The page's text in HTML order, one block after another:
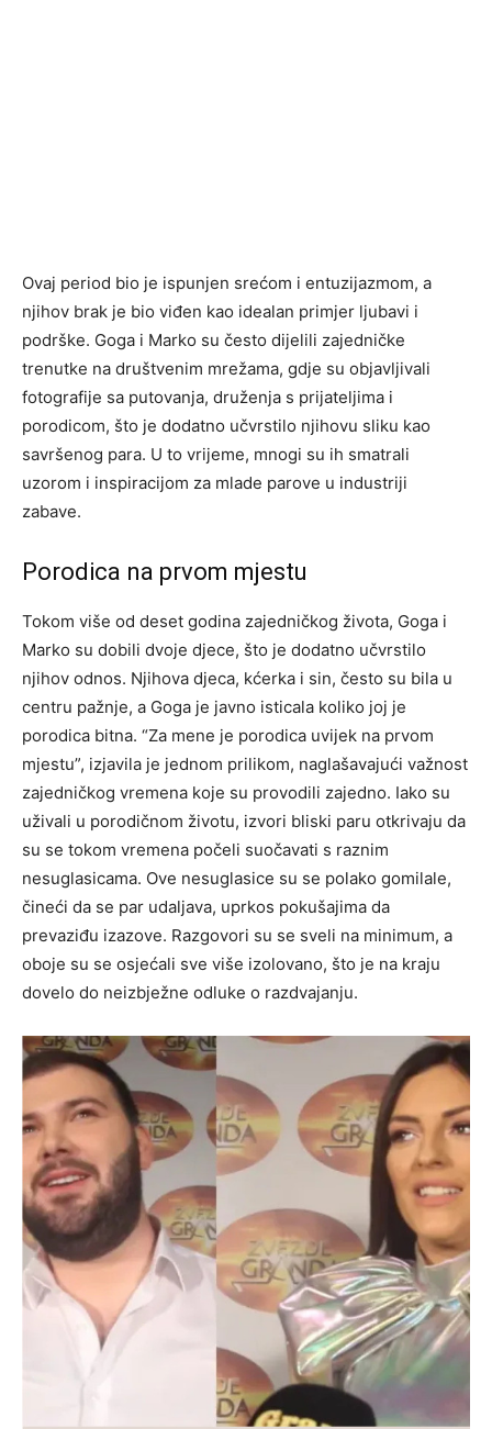
Ovaj period bio je ispunjen srećom i entuzijazmom, a
njihov brak je bio viđen kao idealan primjer ljubavi i
podrške. Goga i Marko su često dijelili zajedničke
trenutke na društvenim mrežama, gdje su objavljivali
fotografije sa putovanja, druženja s prijateljima i
porodicom, što je dodatno učvrstilo njihovu sliku kao
savršenog para. U to vrijeme, mnogi su ih smatrali
uzorom i inspiracijom za mlade parove u industriji
zabave.
Porodica na prvom mjestu
Tokom više od deset godina zajedničkog života, Goga i
Marko su dobili dvoje djece, što je dodatno učvrstilo
njihov odnos. Njihova djeca, kćerka i sin, često su bila u
centru pažnje, a Goga je javno isticala koliko joj je
porodica bitna. “Za mene je porodica uvijek na prvom
mjestu”, izjavila je jednom prilikom, naglašavajući važnost
zajedničkog vremena koje su provodili zajedno. Iako su
uživali u porodičnom životu, izvori bliski paru otkrivaju da
su se tokom vremena počeli suočavati s raznim
nesuglasicama. Ove nesuglasice su se polako gomilale,
čineći da se par udaljava, uprkos pokušajima da
prevaziđu izazove. Razgovori su se sveli na minimum, a
oboje su se osjećali sve više izolovano, što je na kraju
dovelo do neizbježne odluke o razdvajanju.